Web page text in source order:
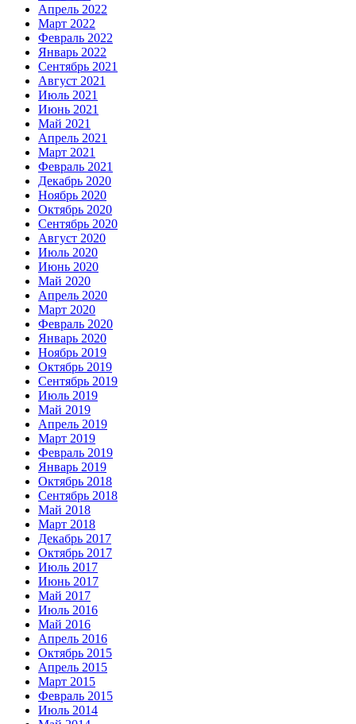
Апрель 2022
Март 2022
Февраль 2022
Январь 2022
Сентябрь 2021
Август 2021
Июль 2021
Июнь 2021
Май 2021
Апрель 2021
Март 2021
Февраль 2021
Декабрь 2020
Ноябрь 2020
Октябрь 2020
Сентябрь 2020
Август 2020
Июль 2020
Июнь 2020
Май 2020
Апрель 2020
Март 2020
Февраль 2020
Январь 2020
Ноябрь 2019
Октябрь 2019
Сентябрь 2019
Июль 2019
Май 2019
Апрель 2019
Март 2019
Февраль 2019
Январь 2019
Октябрь 2018
Сентябрь 2018
Май 2018
Март 2018
Декабрь 2017
Октябрь 2017
Июль 2017
Июнь 2017
Май 2017
Июль 2016
Май 2016
Апрель 2016
Октябрь 2015
Апрель 2015
Март 2015
Февраль 2015
Июль 2014